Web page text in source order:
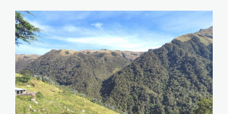
bosques-zonas-
fragiles—serfor—
huanuco